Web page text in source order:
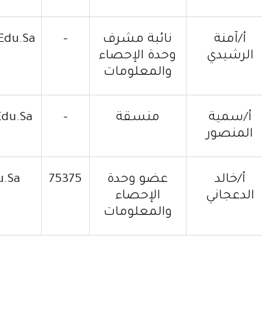
أ/آمنة
الرشيدي
نائبة مشرف
وحدة الإحصاء
والمعلومات
-
أ/سمية
المنصور
منسقة -
أ/خالد
الدعجاني
عضو وحدة
الإحصاء
والمعلومات
75375